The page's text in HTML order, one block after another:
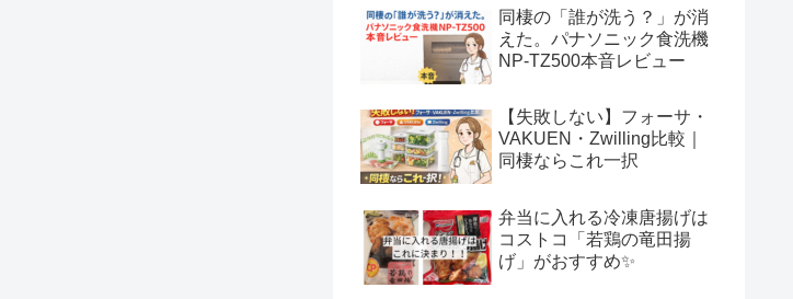
同棲の「誰が洗う？」が消
えた。パナソニック食洗機
NP-TZ500本音レビュー
【失敗しない】フォーサ・
VAKUEN・Zwilling比較｜
同棲ならこれ一択
弁当に入れる冷凍唐揚げは
コストコ「若鶏の竜田揚
げ」がおすすめ✨